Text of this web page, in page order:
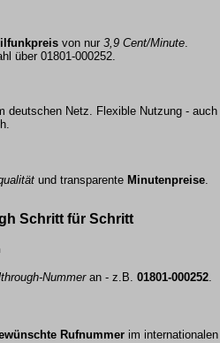
von nur 3,9 Cent/Minute.
über 01801-000252.
deutschen Netz. Flexible Nutzung - auch
und transparente Minutenpreise
Schritt für Schritt
Nummeran - z.B. 01801-000252.
Rufnummer im internationalen